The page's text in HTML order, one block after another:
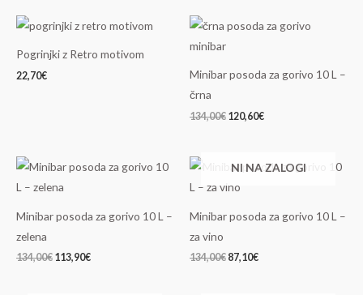
Pogrinjki z Retro motivom
22,70€
Minibar posoda za gorivo 10 L –
črna
134,00€
Izvirna
cena
134,00€.
120,60€
Trenutna
cena
Minibar posoda za gorivo 10 L –
zelena
134,00€
cena
je
134,00€.
113,90€
Trenutna
cena
NI NA ZALOGI
Minibar posoda za gorivo 10 L –
za vino
134,00€
Izvirna
cena
je
134,00€.
87,10€
Trenutna
cena